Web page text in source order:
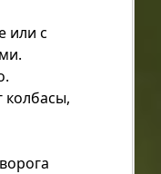
или с
колбасы,